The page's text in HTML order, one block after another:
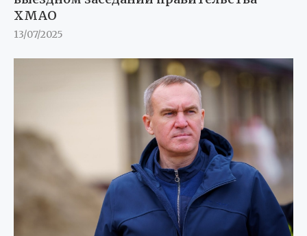
ХМАО
13/07/2025